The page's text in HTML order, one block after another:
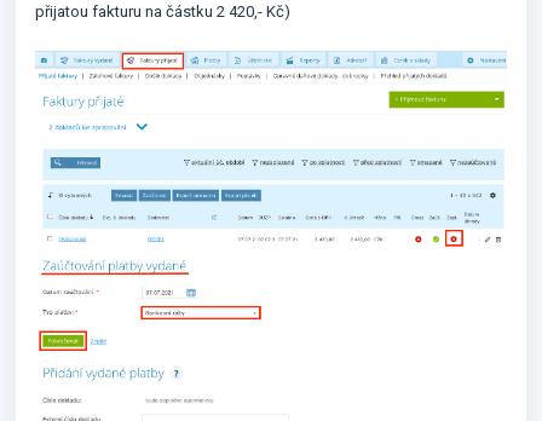
přijatou fakturu na částku 2 420,- Kč)